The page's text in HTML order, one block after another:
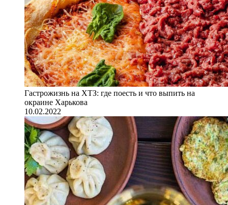
Гастрожизнь на ХТЗ: где поесть и что выпить на
окраине Харькова
10.02.2022